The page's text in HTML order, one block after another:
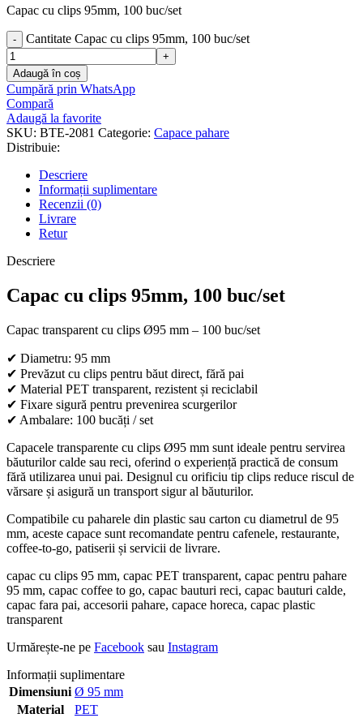
Capac cu clips 95mm, 100 buc/set
Cantitate Capac cu clips 95mm, 100 buc/set
Adaugă în coș
Cumpără prin WhatsApp
Compară
Adaugă la favorite
SKU: BTE-2081 Categorie: Capace pahare
Distribuie:
Descriere
Informații suplimentare
Recenzii (0)
Livrare
Retur
Descriere
Capac cu clips 95mm, 100 buc/set
Capac transparent cu clips Ø95 mm – 100 buc/set
✔ Diametru: 95 mm
✔ Prevăzut cu clips pentru băut direct, fără pai
✔ Material PET transparent, rezistent și reciclabil
✔ Fixare sigură pentru prevenirea scurgerilor
✔ Ambalare: 100 bucăți / set
Capacele transparente cu clips Ø95 mm sunt ideale pentru servirea
băuturilor calde sau reci, oferind o experiență practică de consum
fără utilizarea unui pai. Designul cu orificiu tip clips reduce riscul de
vărsare și asigură un transport sigur al băuturilor.
Compatibile cu paharele din plastic sau carton cu diametrul de 95
mm, aceste capace sunt recomandate pentru cafenele, restaurante,
coffee-to-go, patiserii și servicii de livrare.
capac cu clips 95 mm, capac PET transparent, capac pentru pahare
95 mm, capac coffee to go, capac bauturi reci, capac bauturi calde,
capac fara pai, accesorii pahare, capace horeca, capac plastic
transparent
Urmărește-ne pe Facebook sau Instagram
Informații suplimentare
Dimensiuni Ø 95 mm
Material
PET